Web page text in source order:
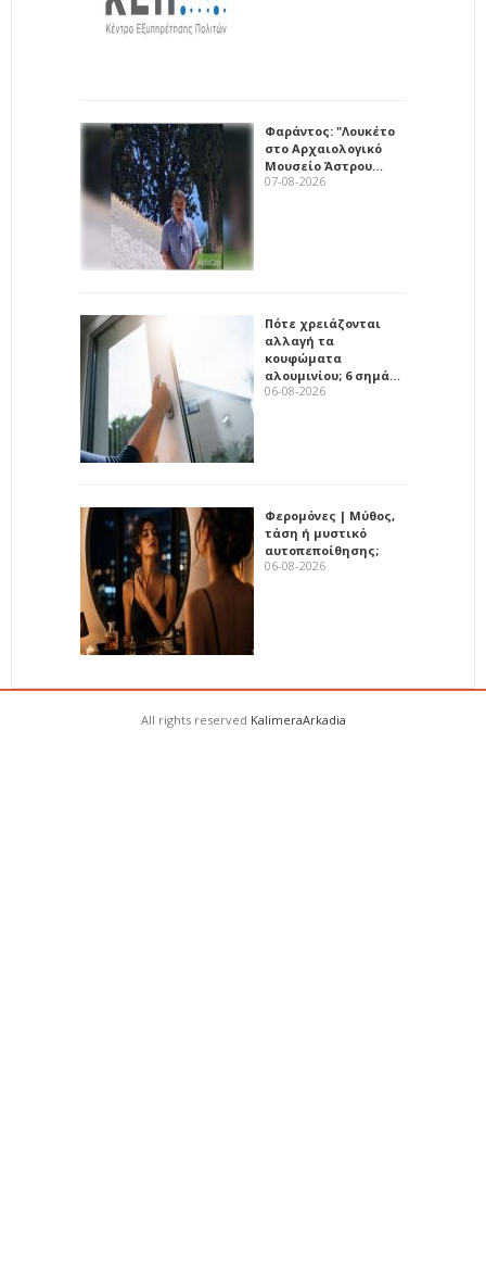
Φαράντος: "Λουκέτο
στο Αρχαιολογικό
Μουσείο Άστρου…
07-08-2026
Πότε χρειάζονται
αλλαγή τα
κουφώματα
αλουμινίου; 6 σημά…
06-08-2026
Φερομόνες | Μύθος,
τάση ή μυστικό
αυτοπεποίθησης;
06-08-2026
All rights reserved KalimeraArkadia